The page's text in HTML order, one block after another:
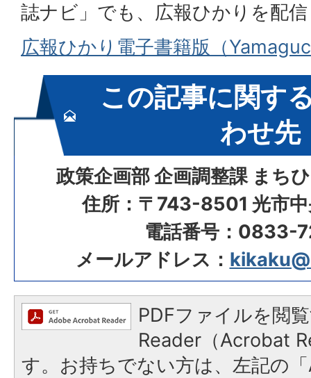
誌ナビ」でも、広報ひかりを配
広報ひかり電子書籍版（
この記事に関す
わせ先
政策企画部 企画調整課 まち
住所：〒743-8501 光市中
電話番号：0833-
メールアドレス：
PDFファイルを閲
Reader（Acrobat
す。お持ちでない方は、左記の